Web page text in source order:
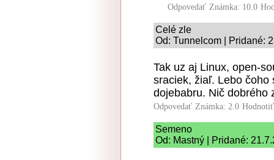
Odpovedať Známka: 10.0
Celé zle
Od: Tunnelcom | Pridané:
Tak uz aj Linux, open-
sraciek, žiaľ. Lebo čoho
dojebabru. Nič dobrého
Odpovedať Známka: 2.0
Semeno
Od: Mastný | Pridané: